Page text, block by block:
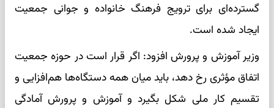
گسترده‌ای برای ترویج فرهنگ خانواده و جوانی جمعیت
ایجاد شده است.
وزیر آموزش و پرورش افزود: اگر قرار است در حوزه جمعیت
اتفاق مؤثری رخ دهد، باید میان همه دستگاه‌ها هم‌افزایی و
تقسیم کار ملی شکل بگیرد و آموزش و پرورش آمادگی